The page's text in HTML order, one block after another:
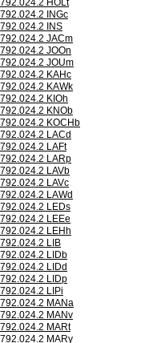
792.024.2 HOLt
792.024.2 INGc
792.024.2 INS
792.024.2 JACm
792.024.2 JOOn
792.024.2 JOUm
792.024.2 KAHc
792.024.2 KAWk
792.024.2 KIOh
792.024.2 KNOb
792.024.2 KOCHb
792.024.2 LACd
792.024.2 LAFt
792.024.2 LARp
792.024.2 LAVb
792.024.2 LAVc
792.024.2 LAWd
792.024.2 LEDs
792.024.2 LEEe
792.024.2 LEHh
792.024.2 LIB
792.024.2 LIDb
792.024.2 LIDd
792.024.2 LIDp
792.024.2 LIPi
792.024.2 MANa
792.024.2 MANv
792.024.2 MARt
792.024.2 MARy